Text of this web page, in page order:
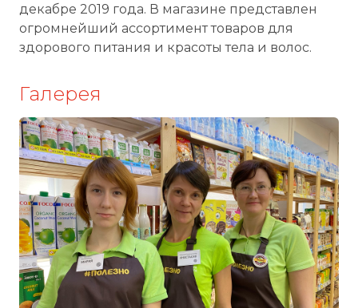
декабре 2019 года. В магазине представлен
огромнейший ассортимент товаров для
здорового питания и красоты тела и волос.
Галерея